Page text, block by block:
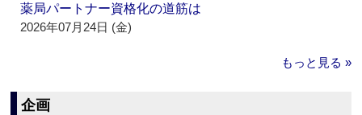
薬局パートナー資格化の道筋は
2026年07月24日 (金)
もっと見る »
企画